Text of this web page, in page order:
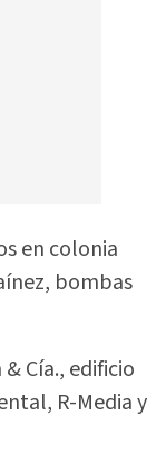
en colonia
bombas
Cía., edificio
R-Media y